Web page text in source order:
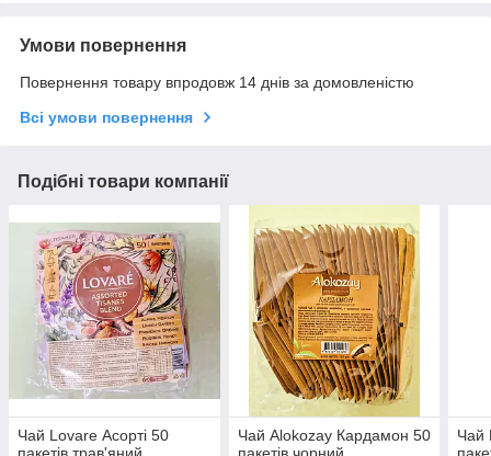
Умови повернення
Повернення товару впродовж 14 днів за домовленістю
Всі умови повернення
Подібні товари компанії
Чай Lovare Асорті 50
Чай Alokozay Кардамон 50
Чай